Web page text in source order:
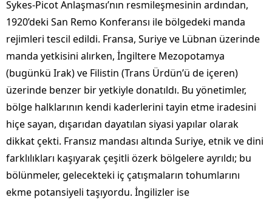
Sykes-Picot Anlaşması’nın resmileşmesinin ardından,
1920’deki San Remo Konferansı ile bölgedeki manda
rejimleri tescil edildi. Fransa, Suriye ve Lübnan üzerinde
manda yetkisini alırken, İngiltere Mezopotamya
(bugünkü Irak) ve Filistin (Trans Ürdün’ü de içeren)
üzerinde benzer bir yetkiyle donatıldı. Bu yönetimler,
bölge halklarının kendi kaderlerini tayin etme iradesini
hiçe sayan, dışarıdan dayatılan siyasi yapılar olarak
dikkat çekti. Fransız mandası altında Suriye, etnik ve dini
farklılıkları kaşıyarak çeşitli özerk bölgelere ayrıldı; bu
bölünmeler, gelecekteki iç çatışmaların tohumlarını
ekme potansiyeli taşıyordu. İngilizler ise